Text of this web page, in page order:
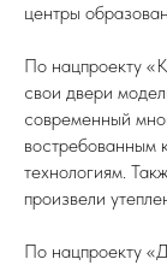
центры
По нацпроекту
свои двери
современный
востребованным
технологиям.
произвели
По нацпроекту